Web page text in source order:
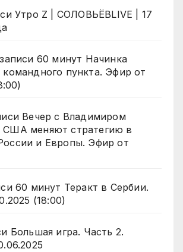
Утро Z | СОЛОВЬЁВLIVE | 17
60 минут Начинка
командного пункта. Эфир от
Вечер с Владимиром
США меняют стратегию в
и Европы. Эфир от
60 минут Теракт в Сербии.
(18:00)
Большая игра. Часть 2.